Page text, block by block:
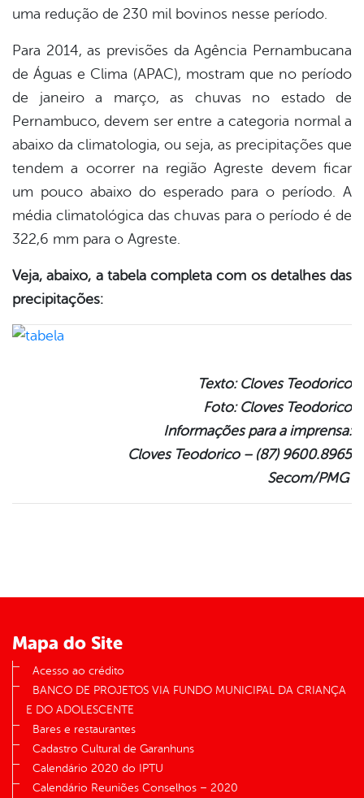
uma redução de 230 mil bovinos nesse período.
Para 2014, as previsões da Agência Pernambucana
de Águas e Clima (APAC), mostram que no período
de janeiro a março, as chuvas no estado de
Pernambuco, devem ser entre a categoria normal a
abaixo da climatologia, ou seja, as precipitações que
tendem a ocorrer na região Agreste devem ficar
um pouco abaixo do esperado para o período. A
média climatológica das chuvas para o período é de
322,6 mm para o Agreste.
Veja, abaixo, a tabela completa com os detalhes das
precipitações:
Texto: Cloves Teodorico
Foto: Cloves Teodorico
Informações para a imprensa:
Cloves Teodorico – (87) 9600.8965
Secom/PMG
Mapa do Site
Acesso ao crédito
BANCO DE PROJETOS VIA FUNDO MUNICIPAL DA CRIANÇA
E DO ADOLESCENTE
Bares e restaurantes
Cadastro Cultural de Garanhuns
Calendário 2020 do IPTU
Calendário Reuniões Conselhos – 2020